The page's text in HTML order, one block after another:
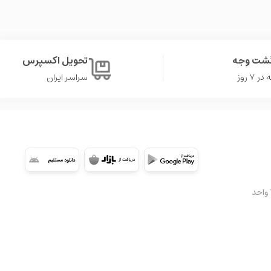
وجه
روز
تحویل اکسپرس
سراسر ایران
شعبه 2: تهران، سعادت آباد، میدان کتاب، ابتدای بلوار کوهستان، مجتمع تجاری اُپال، طبقه ۳A واحد